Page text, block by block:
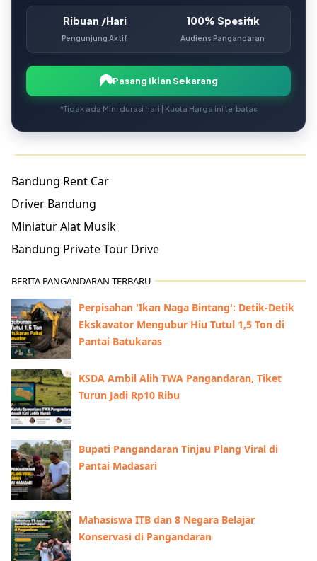
Ribuan /Hari
Pengunjung Aktif
100% Spesifik
Audiens Pangandaran
Pasang Iklan Sekarang
*Tidak ada Min. durasi hari | Kuota Harga ini terbatas
Bandung Rent Car
Driver Bandung
Miniatur Alat Musik
Bandung Private Tour Drive
BERITA PANGANDARAN TERBARU
Perpisahan 'Ikan Naga Bintang': Detik-Detik
Ekskavator Mengubur Hiu Tutul 1,5 Ton di
Pantai Batukaras
KSDA Ambil Alih TWA Pangandaran, Tiket
Turun Jadi Rp10 Ribu
Bupati Pangandaran Tinjau Plang Viral di
Pantai Madasari
Mahasiswa ITB dan 8 Negara Belajar
Konservasi di Pangandaran